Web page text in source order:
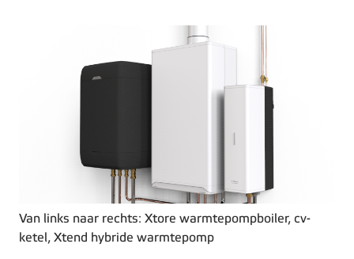
Van links naar rechts: Xtore warmtepompboiler, cv-
ketel, Xtend hybride warmtepomp